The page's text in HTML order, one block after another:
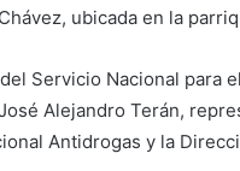
ubicada en la
Servicio Nacional para
Alejandro Terán,
Antidrogas y la